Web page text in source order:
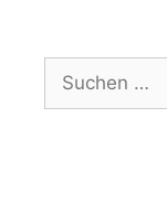
Suchen
nach: